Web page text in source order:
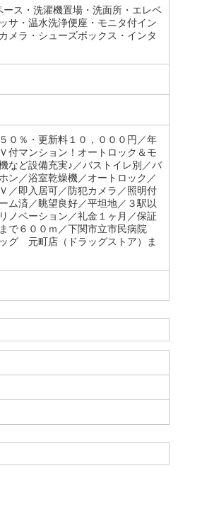
ス・洗濯機置場・洗面所・エレベ
サ・温水洗浄便座・モニタ付イン
メラ・シューズボックス・インタ
０％・更新料１０，０００円／年
付マンション！オートロック＆モ
など設備充実♪／バストイレ別／バ
ン／浴室乾燥機／オートロック／
／即入居可／防犯カメラ／照明付
ム済／眺望良好／平坦地／３駅以
ノベーション／礼金１ヶ月／保証
で６００ｍ／下関市立市民病院
グ 元町店（ドラッグストア）ま